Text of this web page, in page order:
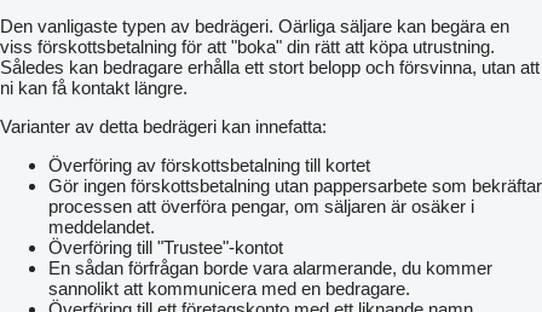
Den vanligaste typen av bedrägeri. Oärliga säljare kan begära en
viss förskottsbetalning för att "boka" din rätt att köpa utrustning.
Således kan bedragare erhålla ett stort belopp och försvinna, utan att
ni kan få kontakt längre.
Varianter av detta bedrägeri kan innefatta:
Överföring av förskottsbetalning till kortet
Gör ingen förskottsbetalning utan pappersarbete som bekräftar
processen att överföra pengar, om säljaren är osäker i
meddelandet.
Överföring till "Trustee"-kontot
En sådan förfrågan borde vara alarmerande, du kommer
sannolikt att kommunicera med en bedragare.